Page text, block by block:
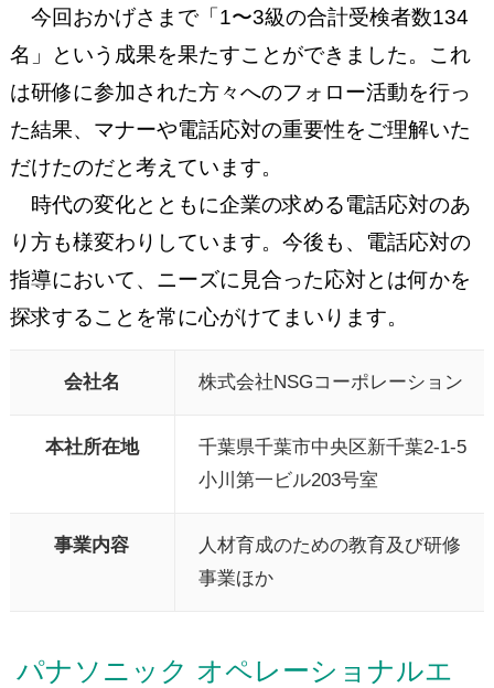
今回おかげさまで「1〜3級の合計受検者数134
名」という成果を果たすことができました。これ
は研修に参加された方々へのフォロー活動を行っ
た結果、マナーや電話応対の重要性をご理解いた
だけたのだと考えています。
時代の変化とともに企業の求める電話応対のあ
り方も様変わりしています。今後も、電話応対の
指導において、ニーズに見合った応対とは何かを
探求することを常に心がけてまいります。
会社名 株式会社NSGコーポレーション
本社所在地
千葉県千葉市中央区新千葉2-1-5
小川第一ビル203号室
事業内容
人材育成のための教育及び研修
事業ほか
パナソニック オペレーショナルエ